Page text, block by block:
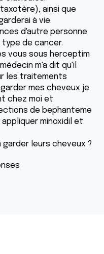
ainsi que
à vie.
d'autre personne
de cancer.
vous sous herceptim
m'a dit qu'il
les traitements
mes cheveux je
chez moi et
de bephanteme
minoxidil et
garder leurs cheveux ?